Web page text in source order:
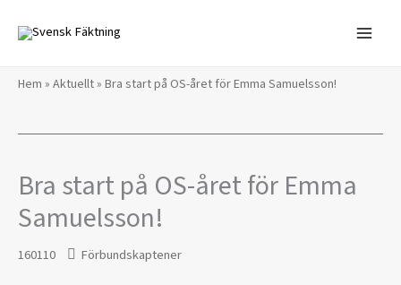
innehåll
Hem » Aktuellt» Bra start på OS-året för Emma Samuelsson!
Bra start på OS-året för Emma
Samuelsson!
160110 Förbundskaptener